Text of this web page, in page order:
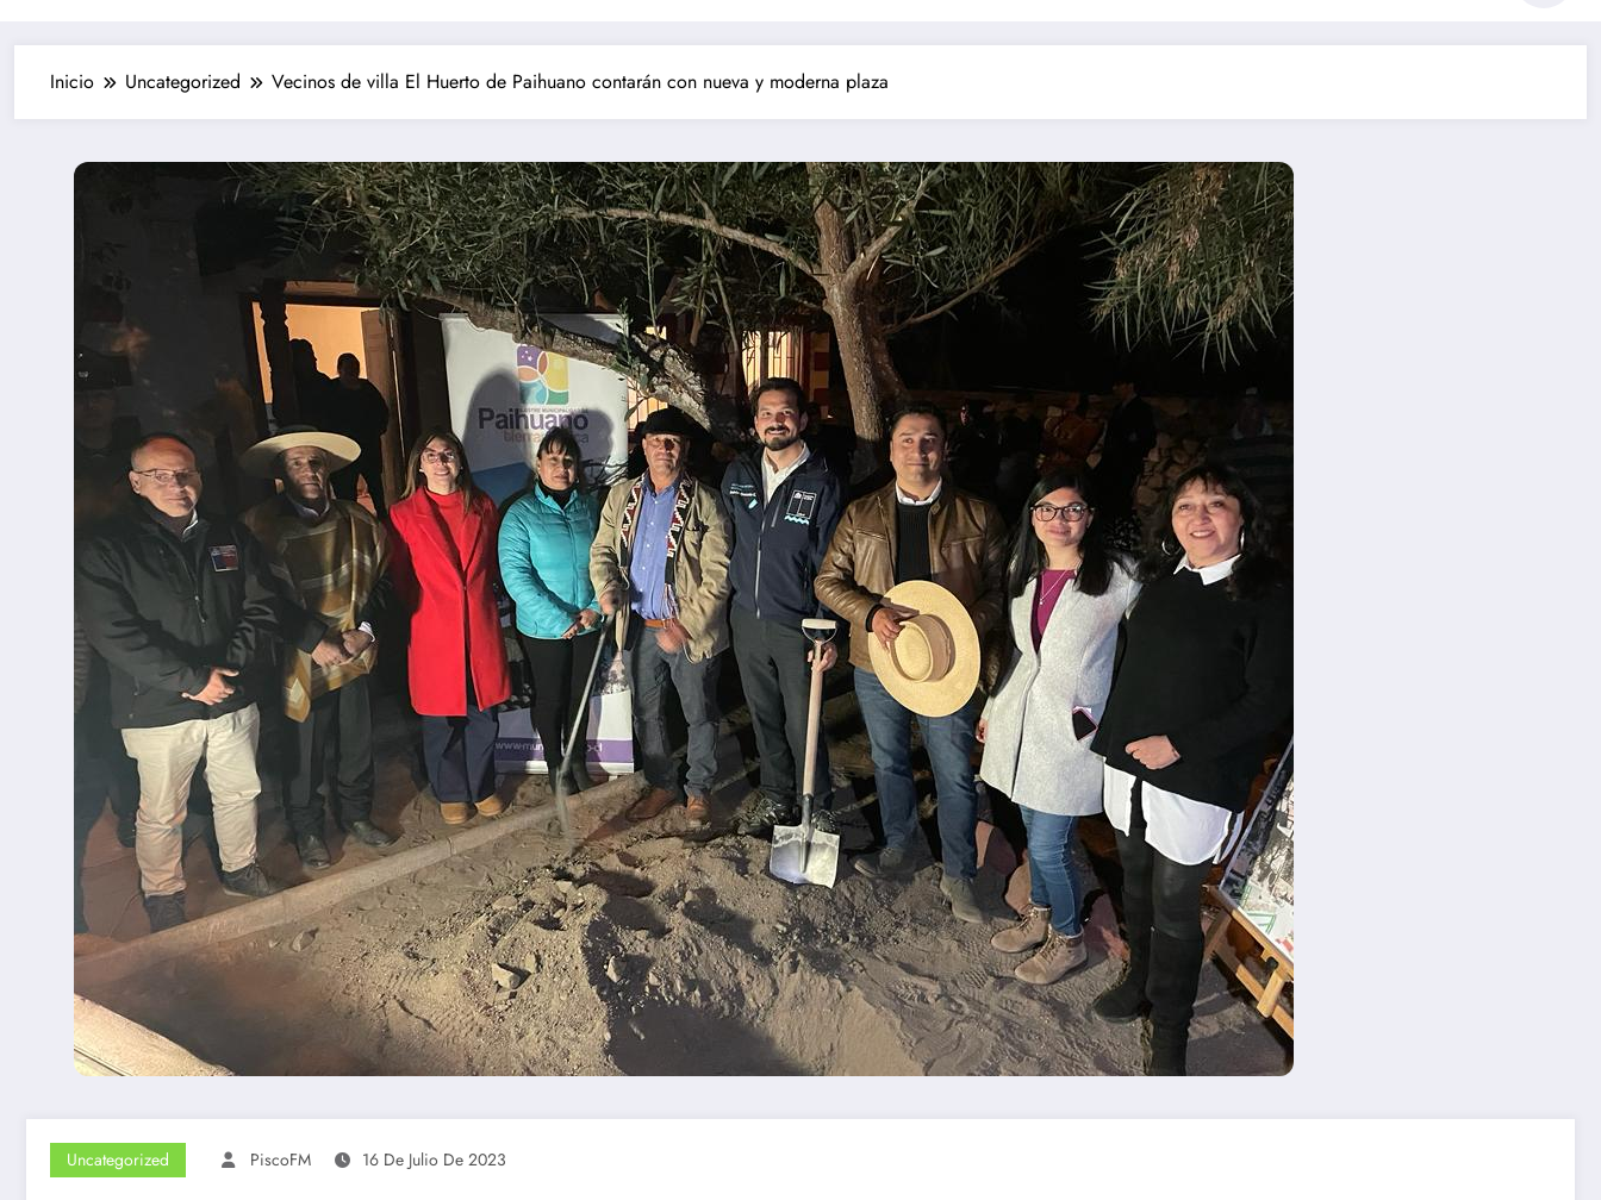
Inicio Uncategorized Vecinos de villa El Huerto de Paihuano contarán con nueva y moderna plaza
Uncategorized PiscoFM 16 De Julio De 2023